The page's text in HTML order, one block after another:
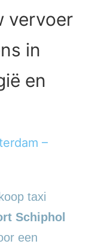
vervoer
in
en
–
taxi
Schiphol
een